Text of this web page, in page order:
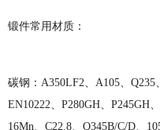
锻件常用材质：
碳钢： A350LF2、A105、Q235
EN10222、P280GH、P245GH
16Mn、C22.8、Q345B/C/D、